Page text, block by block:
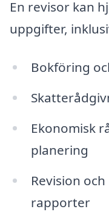
En revisor kan
uppgifter,
Bokföring
Ekonomisk
planering
Revision
rapporter